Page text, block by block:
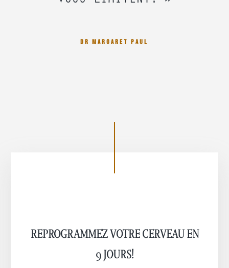
DR MARGARET PAUL
REPROGRAMMEZ VOTRE CERVEAU EN
9 JOURS!